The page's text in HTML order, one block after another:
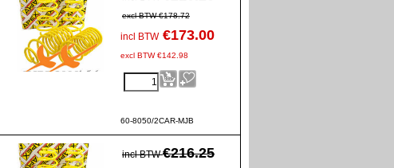
excl BTW €178.72
incl BTW €173.00
excl BTW €142.98
60-8050/2CAR-MJB
incl BTW €216.25